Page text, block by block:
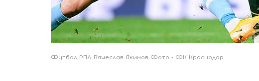
Футбол РПЛ Вячеслав Якимов Фото - ФК Краснодар.